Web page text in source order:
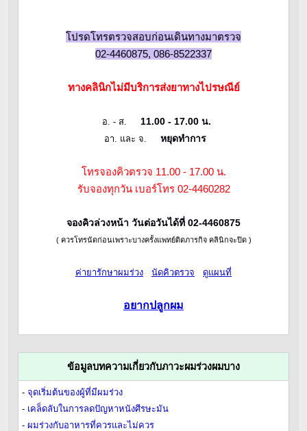
โปรดโทรตรวจสอบก่อนเดินทางมาตรวจ
02-4460875, 086-8522337
ทางคลินิกไม่มีบริการส่งยาทางไปรษณีย์
อ. - ส. 11.00 - 17.00 น.
อา. และ จ. หยุดทำการ
โทรจองคิวตรวจ 11.00 - 17.00 น.
รับจองทุกวัน เบอร์โทร 02-4460282
จองคิวล่วงหน้า วันต่อวันได้ที่ 02-4460875
( ควรโทรนัดก่อนเพราะบางครั้งแพทย์ติดภารกิจ คลินิกจะปิด )
ค่ายารักษาผมร่วง นัดคิวตรวจ ดูแผนที่
อยากปลูกผม
ข้อมูลบทความเกี่ยวกับภาวะผมร่วงผมบาง
-จุดเริ่มต้นของผู้ที่มีผมร่วง
- เคล็ดลับในการลดปัญหาหนังศีรษะมัน
-ผมร่วงกับอาหารที่ควรและไม่ควร